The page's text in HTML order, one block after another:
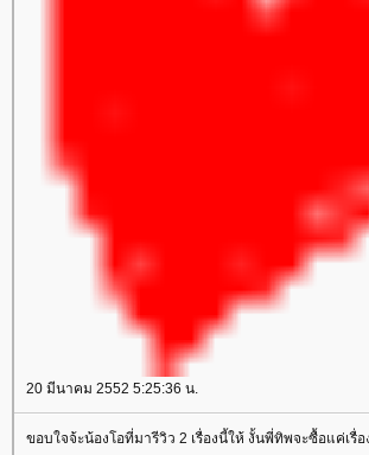
20 มีนาคม 2552 5:25:36 น.
ขอบใจจ้ะน้องโอที่มารีวิว 2 เรื่องนี้ให้ งั้นพี่ทิพจะซื้อแค่เรื่